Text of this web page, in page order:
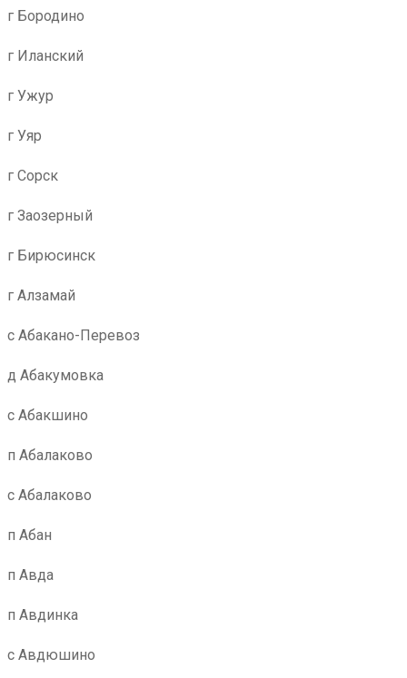
г Бородино
г Иланский
г Ужур
г Уяр
г Сорск
г Заозерный
г Бирюсинск
г Алзамай
с Абакано-Перевоз
д Абакумовка
с Абакшино
п Абалаково
с Абалаково
п Абан
п Авда
п Авдинка
с Авдюшино